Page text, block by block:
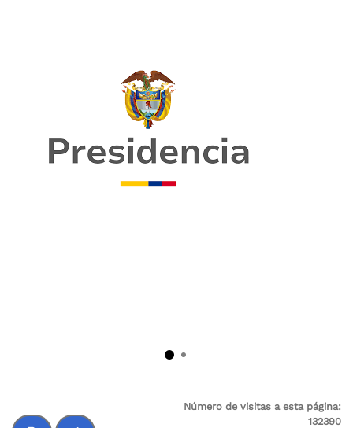
Número de visitas a esta página:
132390